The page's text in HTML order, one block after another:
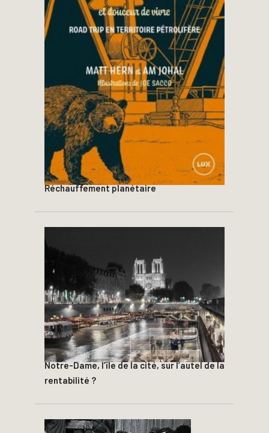
Réchauffement planétaire
Notre-Dame, l’île de la cité, sur l’autel de la
rentabilité ?